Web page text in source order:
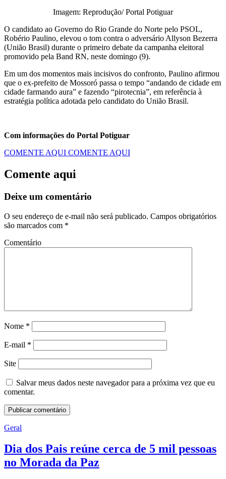
Imagem: Reprodução/ Portal Potiguar
O candidato ao Governo do Rio Grande do Norte pelo PSOL,
Robério Paulino, elevou o tom contra o adversário Allyson Bezerra
(União Brasil) durante o primeiro debate da campanha eleitoral
promovido pela Band RN, neste domingo (9).
Em um dos momentos mais incisivos do confronto, Paulino afirmou
que o ex-prefeito de Mossoró passa o tempo “andando de cidade em
cidade farmando aura” e fazendo “pirotecnia”, em referência à
estratégia política adotada pelo candidato do União Brasil.
Com informações do Portal Potiguar
COMENTE AQUI COMENTE AQUI
Comente aqui
Deixe um comentário
O seu endereço de e-mail não será publicado. Campos obrigatórios
são marcados com *
Comentário
Nome *
E-mail *
Site
Salvar meus dados neste navegador para a próxima vez que eu
comentar.
Geral
Dia dos Pais reúne cerca de 5 mil pessoas
no Morada da Paz